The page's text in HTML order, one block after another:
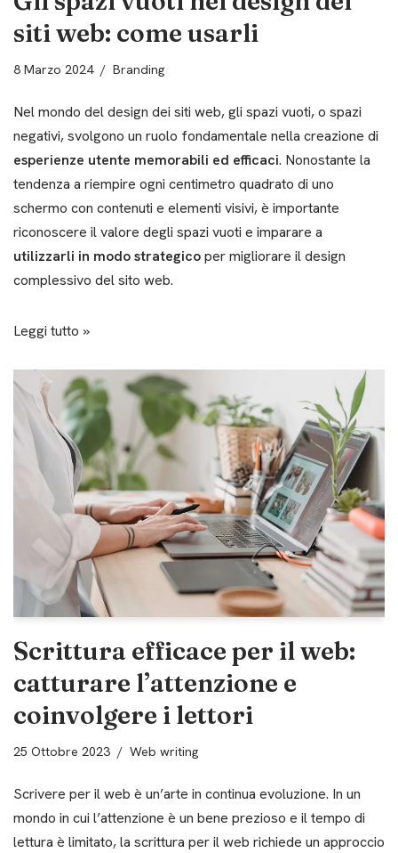
siti web: come usarli
8 Marzo 2024 Branding
Nel mondo del design dei siti web, gli spazi vuoti, o spazi
negativi, svolgono un ruolo fondamentale nella creazione di
esperienze utente memorabili ed efficaci. Nonostante la
tendenza a riempire ogni centimetro quadrato di uno
schermo con contenuti e elementi visivi, è importante
riconoscere il valore degli spazi vuoti e imparare a
utilizzarli in modo strategicoper migliorare il design
complessivo del sito web.
Leggi tutto »
Scrittura efficace per il web:
catturare l’attenzione e
coinvolgere i lettori
25 Ottobre 2023 Web writing
Scrivere per il web è un’arte in continua evoluzione. In un
mondo in cui l’attenzione è un bene prezioso e il tempo di
lettura è limitato, la scrittura per il web richiede un approccio